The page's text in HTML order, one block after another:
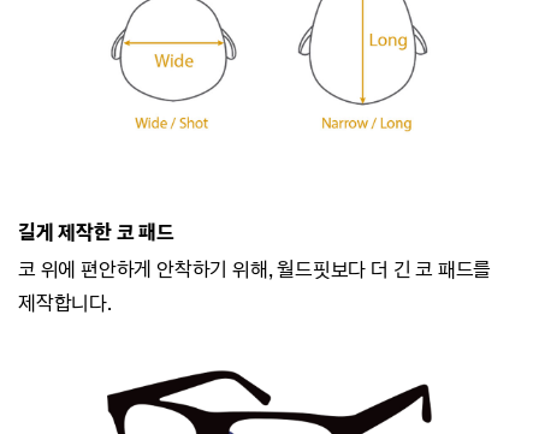
길게 제작한 코 패드
코 위에 편안하게 안착하기 위해, 월드핏보다 더 긴 코 패드를
제작합니다.